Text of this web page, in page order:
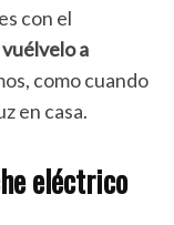
con el
a
como cuando
en casa.
eléctrico